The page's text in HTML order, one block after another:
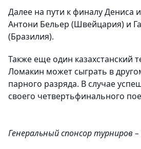
Далее на пути к финалу Дениса
Антони Бельер (Швейцария) и
(Бразилия).
Также еще один казахстанский
Ломакин может сыграть в
парного разряда. В случае
своего четвертьфинального
Генеральный спонсор турниров –